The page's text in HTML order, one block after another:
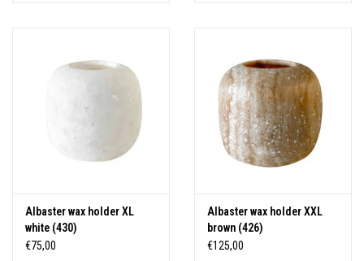
Albaster wax holder XL
white (430)
€75,00
Albaster wax holder XXL
brown (426)
€125,00